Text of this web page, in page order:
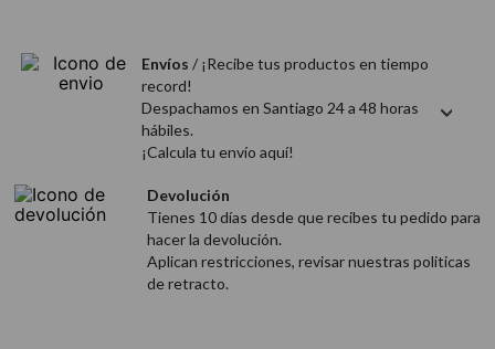
Envíos / ¡Recibe tus productos en tiempo
record!
Despachamos en Santiago 24 a 48 horas
hábiles.
¡Calcula tu envío aquí!
Devolución
Tienes 10 días desde que recibes tu pedido para
hacer la devolución.
Aplican restricciones, revisar nuestras politicas
de retracto.